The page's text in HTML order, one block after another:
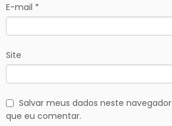
E-mail *
Site
Salvar meus dados neste
que eu comentar.